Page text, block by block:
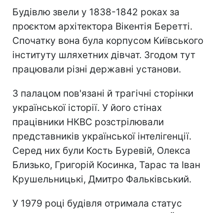
Будівлю звели у 1838-1842 роках за
проєктом архітектора Вікентія Беретті.
Спочатку вона була корпусом Київського
інституту шляхетних дівчат. Згодом тут
працювали різні державні установи.
З палацом пов'язані й трагічні сторінки
української історії. У його стінах
працівники НКВС розстрілювали
представників української інтелігенції.
Серед них були Кость Буревій, Олекса
Близько, Григорій Косинка, Тарас та Іван
Крушельницькі, Дмитро Фальківський.
У 1979 році будівля отримала статус